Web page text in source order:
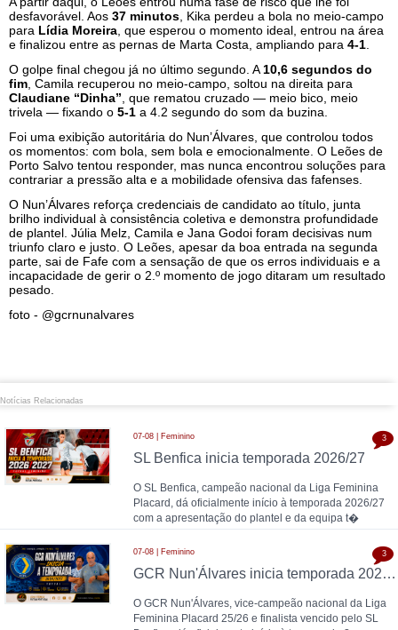
desfavorável. Aos 37 minutos , Kika perdeu a bola no meio-campo
para Lídia Moreira , que esperou o momento ideal, entrou na área
e finalizou entre as pernas de Marta Costa, ampliando para 4-1
O golpe final chegou já no último segundo. A 10,6 segundos do
fim , Camila recuperou no meio-campo, soltou na direita para
Claudiane “Dinha” , que rematou cruzado — meio bico, meio
trivela — fixando o 5-1 a 4.2 segundo do som da buzina.
Foi uma exibição autoritária do Nun’Álvares, que controlou todos
os momentos: com bola, sem bola e emocionalmente. O Leões de
Porto Salvo tentou responder, mas nunca encontrou soluções para
contrariar a pressão alta e a mobilidade ofensiva das fafenses.
O Nun’Álvares reforça credenciais de candidato ao título, junta
brilho individual à consistência coletiva e demonstra profundidade
de plantel. Júlia Melz, Camila e Jana Godoi foram decisivas num
triunfo claro e justo. O Leões, apesar da boa entrada na segunda
parte, sai de Fafe com a sensação de que os erros individuais e a
incapacidade de gerir o 2.º momento de jogo ditaram um resultado
pesado.
foto - @gcrnunalvares
Notícias Relacionadas
07-08 | Feminino
SL Benfica inicia temporada 2026/27
O SL Benfica, campeão nacional da Liga Feminina
Placard, dá oficialmente início à temporada 2026/27
com a apresentação do plantel e da equipa t�
3
07-08 | Feminino
GCR Nun'Álvares inicia temporada 2026/27
O GCR Nun'Álvares, vice-campeão nacional da Liga
Feminina Placard 25/26 e finalista vencido pelo SL
3